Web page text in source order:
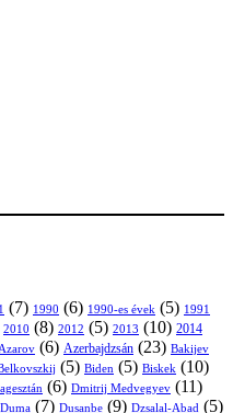
(7) 1990 (6) 1990-es évek (5) 1991
2010 (8) 2012 (5) 2013 (10) 2014
Azarov (6) Azerbajdzsán (23) Bakijev
(5) Biden (5) Biskek (10)
(6) Dmitrij Medvegyev (11)
Duma (7) Dusanbe (9) Dzsalal-Abad (5)